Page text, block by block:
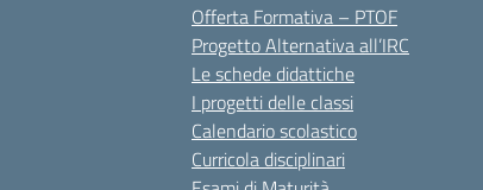
Offerta Formativa – PTOF
Progetto Alternativa all’IRC
Le schede didattiche
I progetti delle classi
Calendario scolastico
Curricola disciplinari